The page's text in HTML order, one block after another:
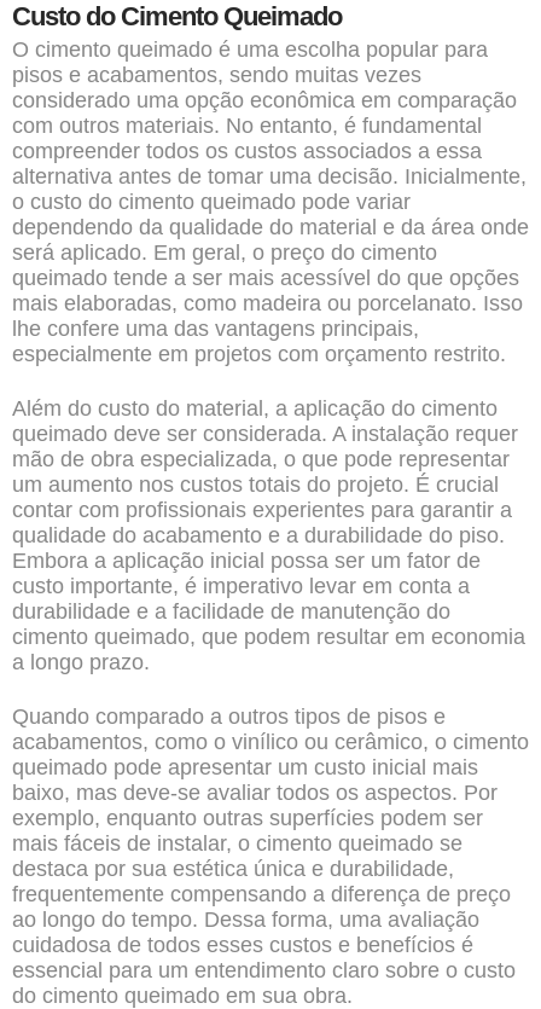
Custo do Cimento Queimado
O cimento queimado é uma escolha popular para
pisos e acabamentos, sendo muitas vezes
considerado uma opção econômica em comparação
com outros materiais. No entanto, é fundamental
compreender todos os custos associados a essa
alternativa antes de tomar uma decisão. Inicialmente,
o custo do cimento queimado pode variar
dependendo da qualidade do material e da área onde
será aplicado. Em geral, o preço do cimento
queimado tende a ser mais acessível do que opções
mais elaboradas, como madeira ou porcelanato. Isso
lhe confere uma das vantagens principais,
especialmente em projetos com orçamento restrito.
Além do custo do material, a aplicação do cimento
queimado deve ser considerada. A instalação requer
mão de obra especializada, o que pode representar
um aumento nos custos totais do projeto. É crucial
contar com profissionais experientes para garantir a
qualidade do acabamento e a durabilidade do piso.
Embora a aplicação inicial possa ser um fator de
custo importante, é imperativo levar em conta a
durabilidade e a facilidade de manutenção do
cimento queimado, que podem resultar em economia
a longo prazo.
Quando comparado a outros tipos de pisos e
acabamentos, como o vinílico ou cerâmico, o cimento
queimado pode apresentar um custo inicial mais
baixo, mas deve-se avaliar todos os aspectos. Por
exemplo, enquanto outras superfícies podem ser
mais fáceis de instalar, o cimento queimado se
destaca por sua estética única e durabilidade,
frequentemente compensando a diferença de preço
ao longo do tempo. Dessa forma, uma avaliação
cuidadosa de todos esses custos e benefícios é
essencial para um entendimento claro sobre o custo
do cimento queimado em sua obra.